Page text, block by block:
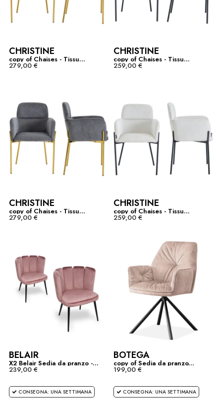
CHRISTINE
copy of Chaises - Tissu...
279,00 €
CHRISTINE
copy of Chaises - Tissu...
259,00 €
CHRISTINE
copy of Chaises - Tissu...
279,00 €
CHRISTINE
copy of Chaises - Tissu...
259,00 €
BELAIR
X2 Belair Sedia da pranzo -...
239,00 €
CONSEGNA: UNA SETTIMANA
BOTEGA
copy of Sedia da pranzo...
199,00 €
CONSEGNA: UNA SETTIMANA